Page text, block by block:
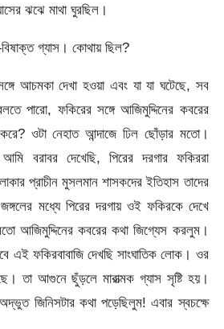
ঝঝে মাথা ঘুরছিল।
গ্যাস। কোথায় ছিল?
আচমকা দেখা হওয়া এবং যা যা ঘটেছে, সব
পারো, ফকিরের সঙ্গে আজিমুদ্দিনের কবরের
ওটা নেহাত আন্দাজে ঢিল ছোঁড়ার মতো।
বরাবর দেখেছি, পিরের দরগার ফকিররা
প্রাচীন মুসলমান শাসকদের ইতিহাস তাদের
মধ্যে পিরের দরগায় ওই ফকিরকে দেখে
আজিমুদ্দিনের কবরের কথা জিগ্যেস করলুম।
এই ফকিরবাবাজি দেখছি সাংঘাতিক লোক। ওর
তা আগুনে ছুঁড়লে মারাত্মক গ্যাস সৃষ্টি হয়।
অদ্ভুত জিনিসটার কথা পড়েছিলুম! এবার স্বচক্ষে